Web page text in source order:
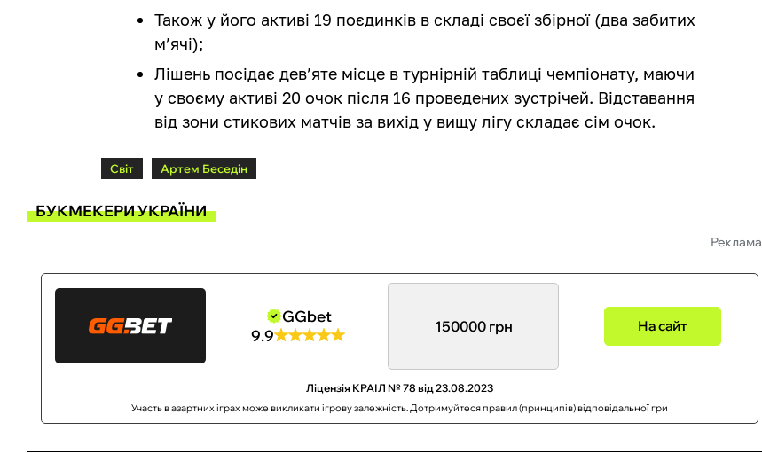
Також у його активі 19 поєдинків в складі своєї збірної (два забитих
м’ячі);
Лішень посідає дев’яте місце в турнірній таблиці чемпіонату, маючи
у своєму активі 20 очок після 16 проведених зустрічей. Відставання
від зони стикових матчів за вихід у вищу лігу складає сім очок.
Світ Артем Беседін
БУКМЕКЕРИ УКРАЇНИ
Реклама
GGbet
9.9
150000 грн На сайт
Ліцензія КРАІЛ № 78 від 23.08.2023
Участь в азартних іграх може викликати ігрову залежність. Дотримуйтеся правил (принципів) відповідальної гри